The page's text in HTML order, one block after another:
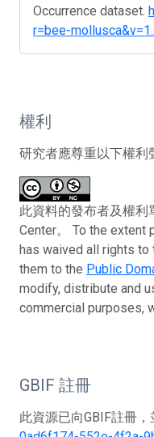
Occurrence dataset.
r=bee-
權利
研究者應尊重以下權利
此資料的發布者及權
Center。 To the extent
has waived all rights to
them to the Public
modify, distribute and
commercial purposes,
GBIF 註冊
此資源已向GBIF註冊，